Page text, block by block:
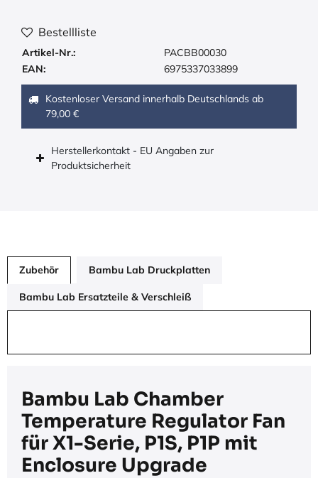
Bestellliste
Artikel-Nr.:
PACBB00030
EAN:
6975337033899
Kostenloser Versand innerhalb Deutschlands ab
79,00 €
Herstellerkontakt - EU Angaben zur
Produktsicherheit
Zubehör Bambu Lab Druckplatten
Bambu Lab Ersatzteile & Verschleiß
Bambu Lab Chamber
Temperature Regulator Fan
für X1-Serie, P1S, P1P mit
Enclosure Upgrade